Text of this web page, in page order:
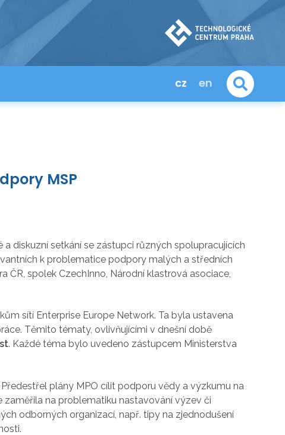
cz en
MSP
a diskuzní setkání se zástupci různých spolupracujících
k problematice podpory malých a středních
spolek CzechInno, Národní klastrová asociace,
sítí Enterprise Europe Network. Ta byla ustavena
Těmito tématy, ovlivňujícími v dnešní době
. Každé téma bylo uvedeno zástupcem Ministerstva
plány MPO cílit podporu vědy a výzkumu na
na problematiku nastavování výzev či
odborných organizací, např. tipy na zjednodušení